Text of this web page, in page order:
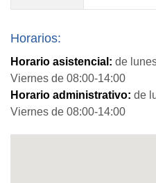
Horarios:
Horario asistencial: de
Viernes de 08:00-14:00
Horario administrativo: de
Viernes de 08:00-14:00